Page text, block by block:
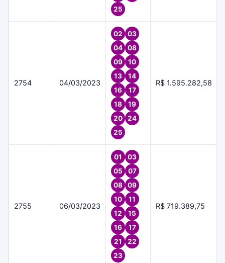
25
2754 04/03/2023
02
03
04
08
09
10
13
14
16
17
18
19
20
24
25
R$ 1.595.282,58
2755 06/03/2023
01
03
05
07
08
09
10
11
12
15
16
17
21
22
23
R$ 719.389,75